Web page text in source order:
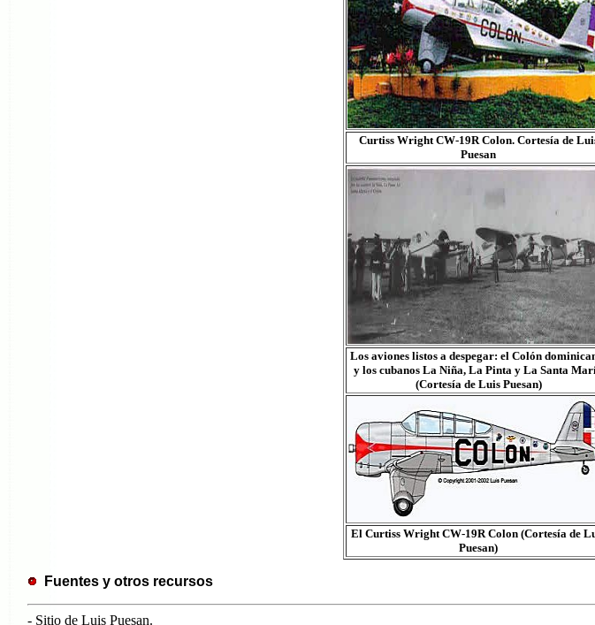
Curtiss Wright CW-19R Colon. Cortesía de
Puesan
Los aviones listos a despegar: el Colón
y los cubanos La Niña, La Pinta y La Santa
(Cortesía de Luis Puesan)
El Curtiss Wright CW-19R Colon (Cortesía de
Puesan)
Fuentes y otros recursos
- Sitio de Luis Puesan.